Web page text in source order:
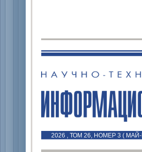
2026 , ТОМ 26, НОМЕР 3 (